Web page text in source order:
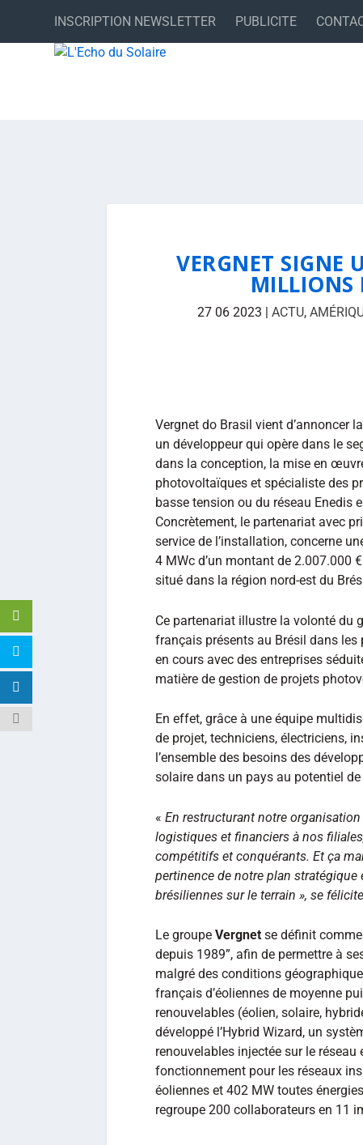
INSCRIPTION NEWSLETTER PUBLICITE
VERGNET SIGNE
MILLIONS
27 06 2023 | ACTU,
Vergnet do Brasil vient d’annoncer
un développeur qui opère dans le
dans la conception, la mise en
photovoltaïques et spécialiste des
basse tension ou du réseau Enedis
Concrètement, le partenariat avec
service de l’installation, concerne
4 MWc d’un montant de 2.007.000
situé dans la région nord-est du
Ce partenariat illustre la volonté du
français présents au Brésil dans
en cours avec des entreprises
matière de gestion de projets
En effet, grâce à une équipe
de projet, techniciens, électriciens,
l’ensemble des besoins des
solaire dans un pays au potentiel
« En restructurant notre
logistiques et financiers à nos
compétitifs et conquérants. Et ça
pertinence de notre plan
brésiliennes sur le terrain », se félicite
Le groupe Vergnet se définit
depuis 1989”, afin de permettre à
malgré des conditions
français d’éoliennes de moyenne
renouvelables (éolien, solaire,
développé l’Hybrid Wizard, un
renouvelables injectée sur le
fonctionnement pour les réseaux
éoliennes et 402 MW toutes
regroupe 200 collaborateurs en 11